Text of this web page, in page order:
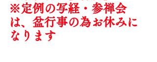
※定例の写経・参禅会
は、盆行事の為お休みに
なります